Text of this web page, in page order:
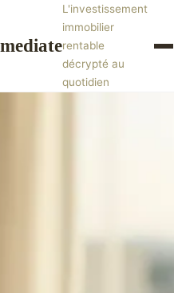
L'investissement
immobilier
rentable
décrypté au
quotidien